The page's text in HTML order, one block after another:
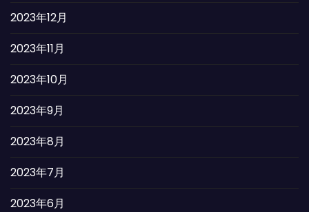
2023年12月
2023年11月
2023年10月
2023年9月
2023年8月
2023年7月
2023年6月